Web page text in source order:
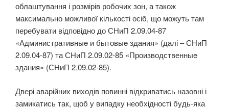
облаштування і розмірів робочих зон, а також
максимально можливої кількості осіб, що можуть там
перебувати відповідно до СНиП 2.09.04-87
«Административныe и бытовыe здания» (далі – СНиП
2.09.04-87) та СНиП 2.09.02-85 «Производственныe
здания» (СНиП 2.09.02-85).
Двері аварійних виходів повинні відкриватись назовні і
замикатись так, щоб у випадку необ­хідності будь-яка